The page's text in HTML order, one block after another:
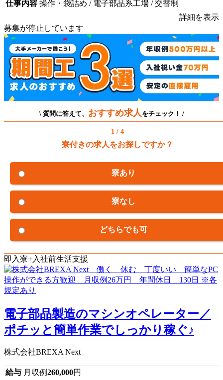
仕事内容 操作・袋詰め / 電子部品系工場 / 交替制
詳細を表示
募集が停止しています
\ 質問に答えて、 おすすめ求人 をチェック！ /
1 / 4
寮付きの求人をお探しですか？
寮あり
寮なし
どちらでも可
即入寮+入社前生活支援
電子部品製造のマシンオペレーター／
ポチッと簡単作業でしっかり稼ぐ♪
株式会社BREXA Next
給与 月収例260,000円